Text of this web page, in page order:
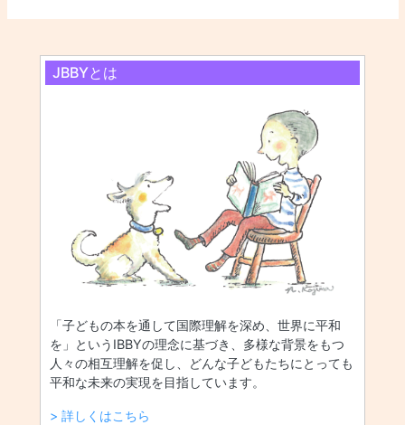
JBBYとは
「子どもの本を通して国際理解を深め、世界に平和
を」というIBBYの理念に基づき、多様な背景をもつ
人々の相互理解を促し、どんな子どもたちにとっても
平和な未来の実現を目指しています。
> 詳しくはこちら